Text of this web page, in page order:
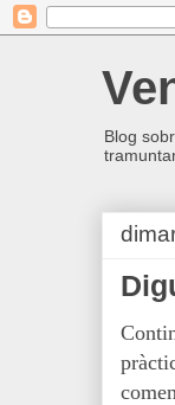
Blog